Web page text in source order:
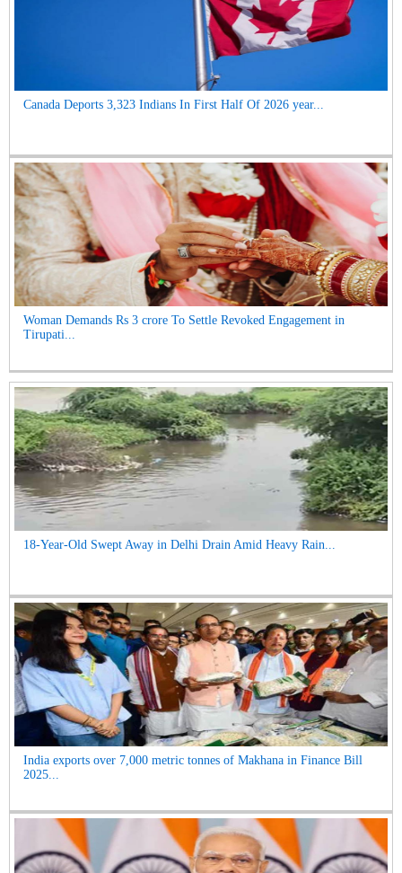
Canada Deports 3,323 Indians In First Half Of 2026 year...
Woman Demands Rs 3 crore To Settle Revoked Engagement in
Tirupati...
18-Year-Old Swept Away in Delhi Drain Amid Heavy Rain...
India exports over 7,000 metric tonnes of Makhana in Finance Bill
2025...